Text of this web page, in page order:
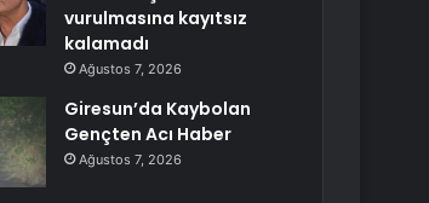
vurulmasına kayıtsız
kalamadı
Ağustos 7, 2026
Giresun’da Kaybolan
Gençten Acı Haber
Ağustos 7, 2026